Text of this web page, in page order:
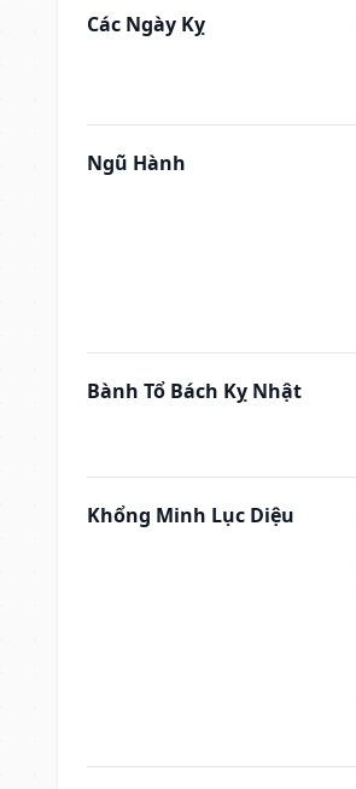
Các Ngày Kỵ
Ngũ Hành
Bành Tổ Bách Kỵ Nhật
Khổng Minh Lục Diệu